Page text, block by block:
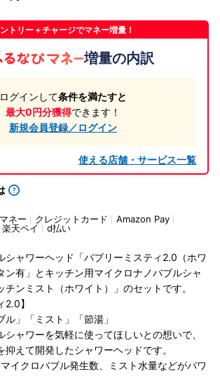
トリー＋チャージでマネー増量！
増量の内訳
ログインして条件を満たすと
最大0円分獲得できます！
新規会員登録／ログイン
使える店舗・サービス一覧
ネー クレジットカード
Amazon Pay
楽天ペイ d払い
シャワーヘッド「バブリーミスティ2.0（ホワ
ン有」とキッチン用マイクロナノバブルシャ
チンミスト（ホワイト）」のセットです。
2.0】
ル」「ミスト」「節湯」
シャワーを気軽に使ってほしいとの想いで、
えて開発したシャワーヘッドです。
イクロバブル発生数、ミスト水量などがパワ